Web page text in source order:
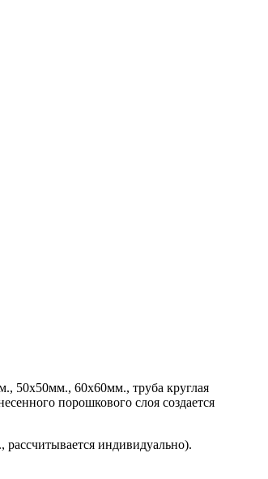
50х50мм., 60х60мм., труба круглая
порошкового слоя создается
индивидуально).